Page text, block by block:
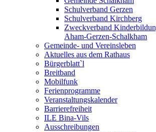
Schulverband Gerzen
Schulverband Kirchberg
Zweckverband
Aham-Gerzen-Schalkham
Gemeinde- und Vereinsleben
Aktuelles aus dem Rathaus
Bürgerblatt`l
Breitband
Mobilfunk
Ferienprogramme
Veranstaltungskalender
Barrierefreiheit
ILE Bina-Vils
Ausschreibungen